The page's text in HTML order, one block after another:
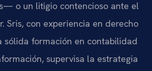
o un litigio contencioso ante el
Sris, con experiencia en derecho
sólida formación en contabilidad
supervisa la estrategia